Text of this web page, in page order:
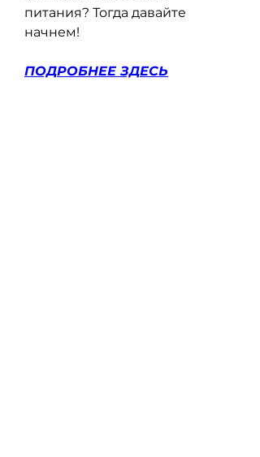
питания? Тогда давайте
начнем!
ПОДРОБНЕЕ ЗДЕСЬ